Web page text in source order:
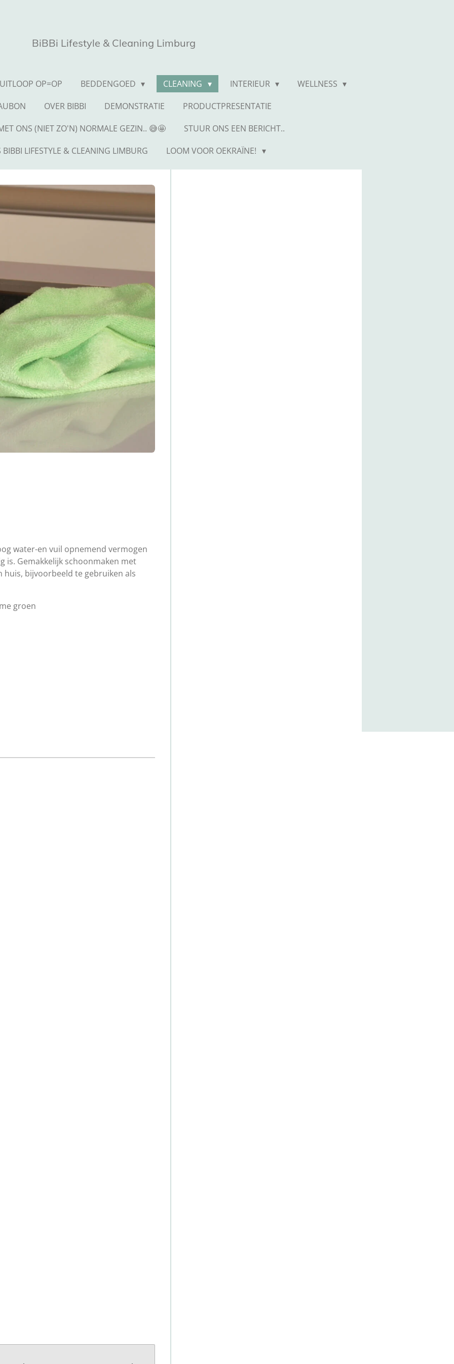
BiBBi Lifestyle & Cleaning Limburg
UITLOOP OP=OP BEDDENGOED CLEANING INTERIEUR
WELLNESS
OVER BIBBI DEMONSTRATIE
PRODUCTPRESENTATIE
ONS (NIET ZO'N) NORMALE GEZIN.. 😅🤩
STUUR ONS EEN BERICHT..
BIBBI LIFESTYLE & CLEANING LIMBURG
LOOM VOOR OEKRAÏNE!
water-en vuil opnemend vermogen
is. Gemakkelijk schoonmaken met
huis, bijvoorbeeld te gebruiken als
groen